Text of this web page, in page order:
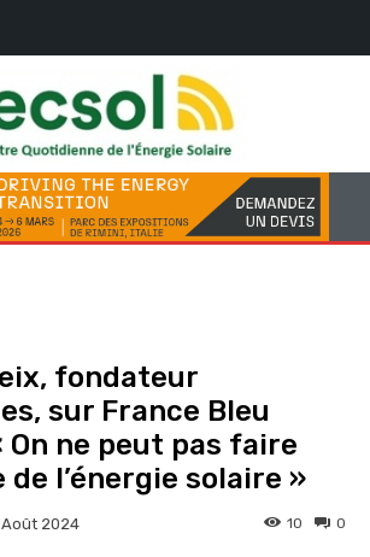
fondateur
sur France Bleu
On ne peut pas faire
de l’énergie solaire »
Août 2024 0
10